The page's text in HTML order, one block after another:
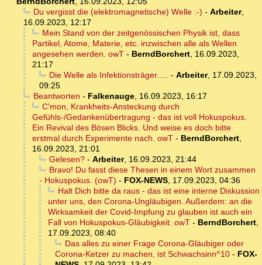
Du vergisst die (elektromagnetische) Welle :-) - Arbeiter,
16.09.2023, 12:17
Mein Stand von der zeitgenössischen Physik ist, dass
Partikel, Atome, Materie, etc. inzwischen alle als Wellen
angesehen werden. owT - BerndBorchert, 16.09.2023,
21:17
Die Welle als Infektionsträger..... - Arbeiter, 17.09.2023,
09:25
Beantworten - Falkenauge, 16.09.2023, 16:17
C'mon, Krankheits-Ansteckung durch
Gefühls-/Gedankenübertragung - das ist voll Hokuspokus.
Ein Revival des Bösen Blicks. Und weise es doch bitte
erstmal durch Experimente nach. owT - BerndBorchert,
16.09.2023, 21:01
Gelesen?- Arbeiter, 16.09.2023, 21:44
Bravo! Du fasst diese Thesen in einem Wort zusammen
- Hokuspokus. (owT) - FOX-NEWS, 17.09.2023, 04:36
Halt Dich bitte da raus - das ist eine interne Diskussion
unter uns, den Corona-Ungläubigen. Außerdem: an die
Wirksamkeit der Covid-Impfung zu glauben ist auch ein
Fall von Hokuspokus-Gläubigkeit. owT - BerndBorchert,
17.09.2023, 08:40
Das alles zu einer Frage Corona-Gläubiger oder
Corona-Ketzer zu machen, ist Schwachsinn^10 - FOX-